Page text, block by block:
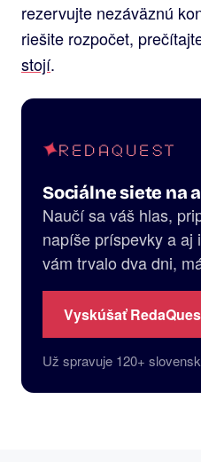
rezervujte nezáväznú
riešite rozpočet,
stojí.
REDAQUEST
Sociálne siete na
Naučí sa váš hlas,
napíše príspevky a aj
vám trvalo dva dni,
Vyskúšať
Už spravuje 120+